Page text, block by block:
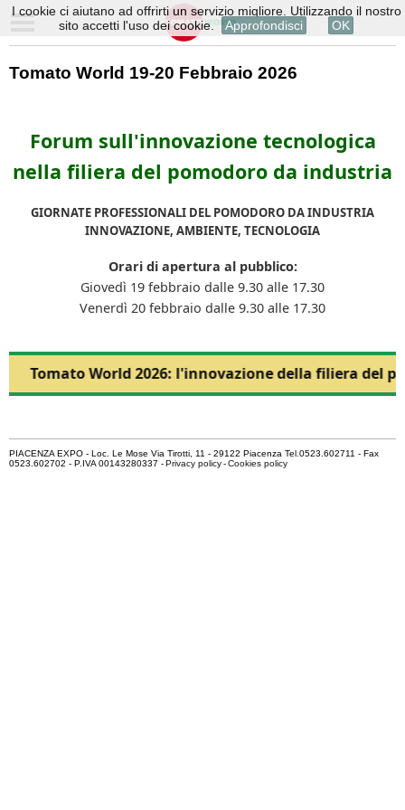
Tomato World 19-20 Febbraio 2026
Forum sull'innovazione tecnologica
nella filiera del pomodoro da industria
GIORNATE PROFESSIONALI DEL POMODORO DA INDUSTRIA
INNOVAZIONE, AMBIENTE, TECNOLOGIA
Orari di apertura al pubblico:
Giovedì 19 febbraio dalle 9.30 alle 17.30
Venerdì 20 febbraio dalle 9.30 alle 17.30
Tomato World 2026: l'innovazione della filiera del
PIACENZA EXPO - Loc. Le Mose Via Tirotti, 11 - 29122 Piacenza Tel.0523.602711 - Fax
0523.602702 - P.IVA 00143280337 -Privacy policy-Cookies policy
I cookie ci aiutano ad offrirti un servizio migliore. Utilizzando il nostro
sito accetti l'uso dei cookie.
Approfondisci OK